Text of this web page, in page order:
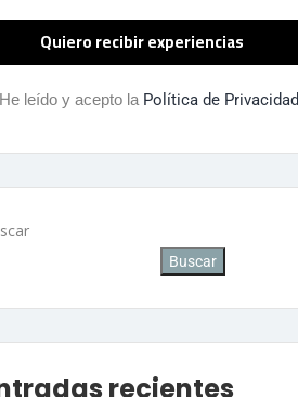
He leído y acepto la Política de Privacidad
Buscar
recientes